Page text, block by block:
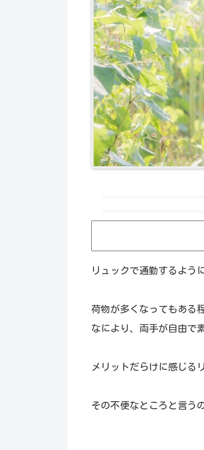
リュックで通勤するよう
荷物が多くなってもある
なにより、両手が自由で
メリットだらけに感じる
その不便なところと言